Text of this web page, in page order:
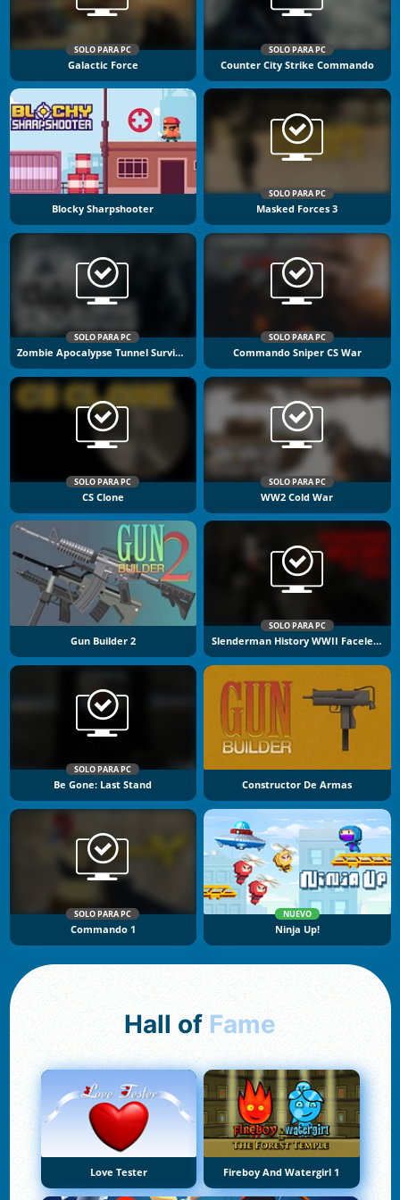
SOLO PARA PC
Galactic Force
SOLO PARA PC
Counter City Strike Commando
Blocky Sharpshooter
SOLO PARA PC
Masked Forces 3
SOLO PARA PC
Zombie Apocalypse Tunnel Survival
SOLO PARA PC
Commando Sniper CS War
SOLO PARA PC
CS Clone
SOLO PARA PC
WW2 Cold War
Gun Builder 2
SOLO PARA PC
Slenderman History WWII Faceless Horror
SOLO PARA PC
Be Gone: Last Stand Constructor De Armas
SOLO PARA PC
Commando 1
NUEVO
Ninja Up!
Hall of Fame
Love Tester Fireboy And Watergirl 1